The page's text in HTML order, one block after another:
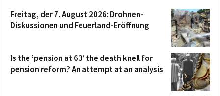
Freitag, der 7. August 2026: Drohnen-
Diskussionen und Feuerland-Eröffnung
Is the ‘pension at 63’ the death knell for
pension reform? An attempt at an analysis